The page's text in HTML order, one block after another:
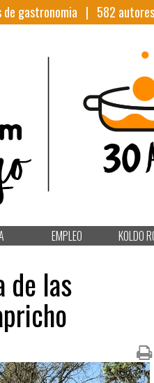
de gastronomia | 582
EMPLEO KOLDO
de las